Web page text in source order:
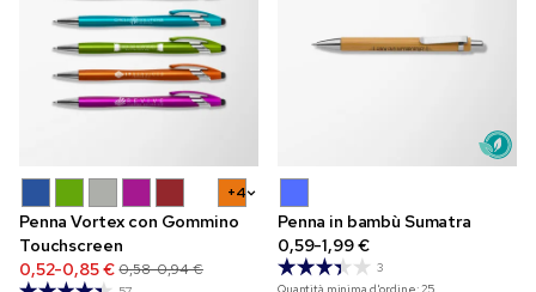
+4
Penna Vortex con Gommino
Touchscreen
0,52-0,85 € 0,58-0,94 €
Penna in bambù Sumatra
0,59-1,99 €
3